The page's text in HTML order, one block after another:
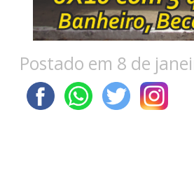
Postado em 8 de